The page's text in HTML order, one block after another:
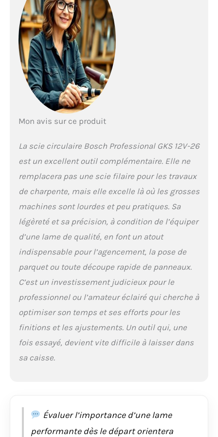
Professional
nouveaux et existants
dans la même classe
de tension. Livré avec :
GKS 12V-26, 2 batteries
3,0Ah, chargeur rapide
GAL 12V-40, 1/2 calage
L-BOXX pour outil, L-
BOXX 136
Mon avis sur ce produit
La scie circulaire Bosch Professional GKS 12V-26
est un excellent outil complémentaire. Elle ne
remplacera pas une scie filaire pour les travaux
de charpente, mais elle excelle là où les grosses
machines sont lourdes et peu pratiques. Sa
légèreté et sa précision, à condition de l’équiper
d’une lame de qualité, en font un atout
indispensable pour l’agencement, la pose de
parquet ou toute découpe rapide de panneaux.
C’est un investissement judicieux pour le
professionnel ou l’amateur éclairé qui cherche à
optimiser son temps et ses efforts pour les
finitions et les ajustements. Un outil qui, une
fois essayé, devient vite difficile à laisser dans
sa caisse.
Évaluer l’importance d’une lame
performante dès le départ orientera